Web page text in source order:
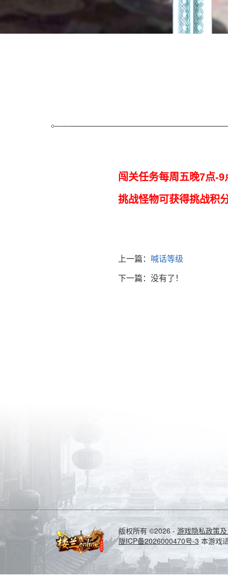
闯关任务每周五晚7点-9
挑战怪物可获得挑战积
上一篇： 喊话等级
下一篇：没有了！
版权所有 ©2026 - 游戏隐私政策
陇ICP备2026000470号-3 本游戏